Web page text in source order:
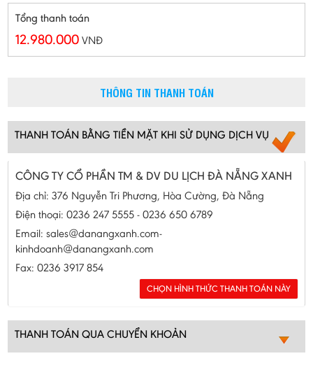
Tổng thanh toán
12.980.000 VNĐ
THÔNG TIN THANH TOÁN
THANH TOÁN BẰNG TIỀN MẶT KHI SỬ DỤNG DỊCH VỤ
CÔNG TY CỔ PHẦN TM & DV DU LỊCH ĐÀ NẴNG XANH
Địa chỉ: 376 Nguyễn Tri Phương, Hòa Cường, Đà Nẵng
Điện thoại: 0236 247 5555 - 0236 650 6789
Email: sales@danangxanh.com-
kinhdoanh@danangxanh.com
Fax: 0236 3917 854
THANH TOÁN QUA CHUYỂN KHOẢN